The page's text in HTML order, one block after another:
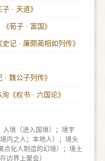
子 · 天道》
《荀子 · 富国》
史记 · 廉颇蔺相如列传》
· 魏公子列传》
洵《权书 · 六国论》
入境（进入国境）；境宇
内之人；本地人）；境头
点化人制造的幻境）；境土
边界上聚会）